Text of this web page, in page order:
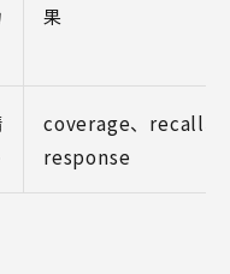
果
coverage、recall
response